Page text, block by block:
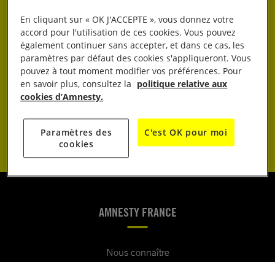
J’AGIS
JE DONNE
JE M’ENGAGE
AMNESTY FRANCE
Nous connaître
En cliquant sur « OK J'ACCEPTE », vous donnez votre
accord pour l'utilisation de ces cookies. Vous pouvez
également continuer sans accepter, et dans ce cas, les
paramètres par défaut des cookies s'appliqueront. Vous
pouvez à tout moment modifier vos préférences. Pour
en savoir plus, consultez la politique relative aux
cookies d’Amnesty.
Paramètres des
cookies
C'est OK pour moi